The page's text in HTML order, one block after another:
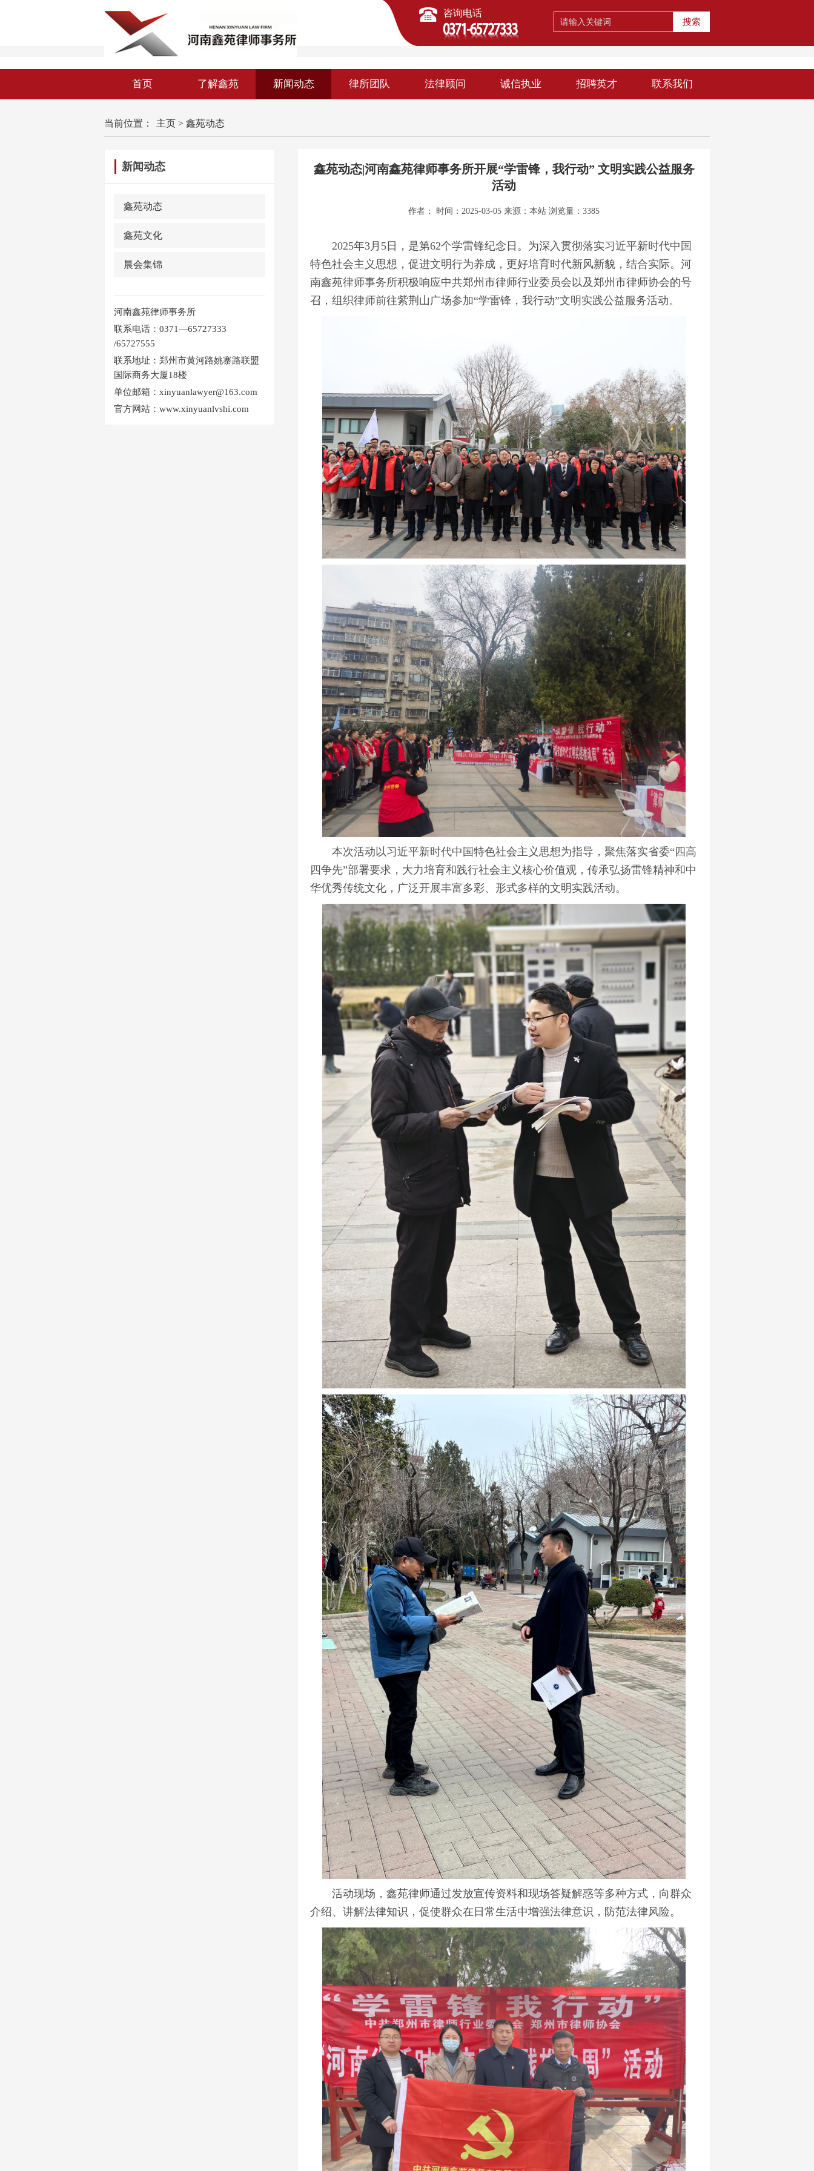
咨询电话
搜索
首页 了解鑫苑 新闻动态 律所团队 法律顾问 诚信执业 招聘英才 联系我们
当前位置： 主页 > 鑫苑动态
新闻动态
鑫苑动态
鑫苑文化
晨会集锦
河南鑫苑律师事务所
联系电话：0371—65727333
/65727555
联系地址：郑州市黄河路姚寨路联盟
国际商务大厦18楼
单位邮箱：xinyuanlawyer@163.com
官方网站：www.xinyuanlvshi.com
鑫苑动态|河南鑫苑律师事务所开展“学雷锋，我行动” 文明实践公益服务
活动
作者： 时间：2025-03-05 来源： 本站 浏览量：3385
2025年3月5日，是第62个学雷锋纪念日。为深入贯彻落实习近平新时代中国
特色社会主义思想，促进文明行为养成，更好培育时代新风新貌，结合实际。河
南鑫苑律师事务所积极响应中共郑州市律师行业委员会以及郑州市律师协会的号
召，组织律师前往紫荆山广场参加“学雷锋，我行动”文明实践公益服务活动。
本次活动以习近平新时代中国特色社会主义思想为指导，聚焦落实省委“四高
四争先”部署要求，大力培育和践行社会主义核心价值观，传承弘扬雷锋精神和中
华优秀传统文化，广泛开展丰富多彩、形式多样的文明实践活动。
活动现场，鑫苑律师通过发放宣传资料和现场答疑解惑等多种方式，向群众
介绍、讲解法律知识，促使群众在日常生活中增强法律意识，防范法律风险。